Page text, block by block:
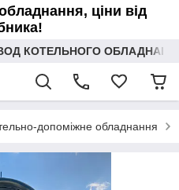
ціни від
КОТЕЛЬНОГО
допоміжне обладнання